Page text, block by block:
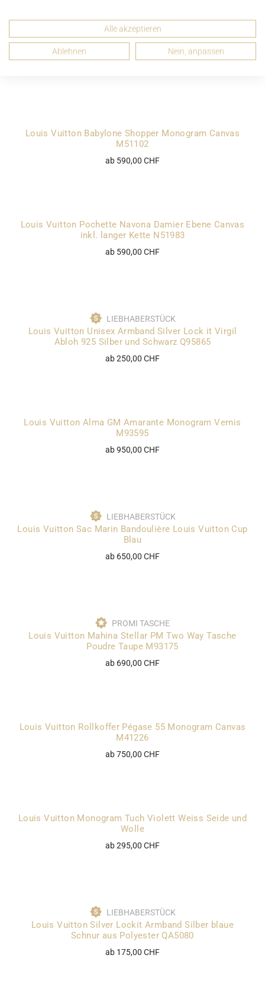
Louis Vuitton Looping PM Monogram Canvas M51147
Louis Vuitton Babylone Shopper Monogram Canvas
M51102
ab 590,00 CHF
Louis Vuitton Pochette Navona Damier Ebene Canvas
inkl. langer Kette N51983
ab 590,00 CHF
LIEBHABERSTÜCK
Louis Vuitton Unisex Armband Silver Lock it Virgil
Abloh 925 Silber und Schwarz Q95865
ab 250,00 CHF
Louis Vuitton Alma GM Amarante Monogram Vernis
M93595
ab 950,00 CHF
LIEBHABERSTÜCK
Louis Vuitton Sac Marin Bandoulière Louis Vuitton Cup
Blau
ab 650,00 CHF
PROMI TASCHE
Louis Vuitton Mahina Stellar PM Two Way Tasche
Poudre Taupe M93175
ab 690,00 CHF
Louis Vuitton Rollkoffer Pégase 55 Monogram Canvas
M41226
ab 750,00 CHF
Louis Vuitton Monogram Tuch Violett Weiss Seide und
Wolle
ab 295,00 CHF
LIEBHABERSTÜCK
Louis Vuitton Silver Lockit Armband Silber blaue
Schnur aus Polyester QA5080
ab 175,00 CHF
Alle akzeptieren
Ablehnen Nein, anpassen